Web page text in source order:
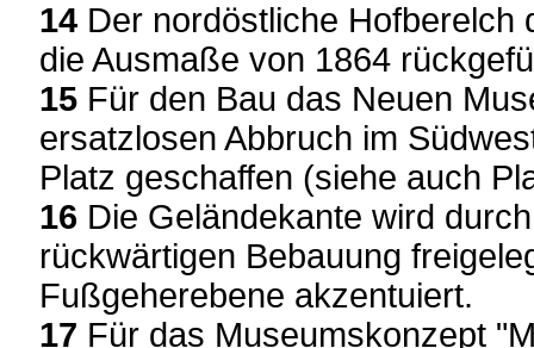
14 Der nordöstliche Hofberelch
die Ausmaße von 1864
15 Für den Bau das Neuen
ersatzlosen Abbruch im
Platz geschaffen (siehe auch
16 Die Geländekante wird
rückwärtigen Bebauung
Fußgeherebene akzentuiert.
17 Für das Museumskonzept